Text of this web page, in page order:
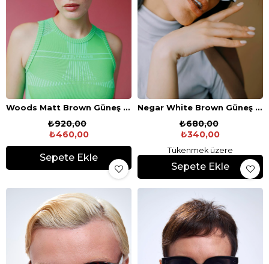
Woods Matt Brown Güneş Gözlüğü
₺460,00
₺920,00
Sepete Ekle
Negar White Brown Güneş Gözlüğü
₺340,00
₺680,00
Sepete Ekle
Tükenmek üzere